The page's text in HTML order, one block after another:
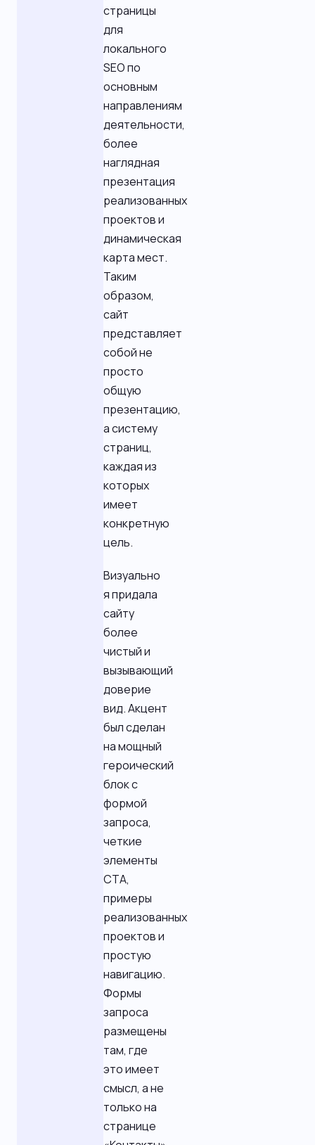
страницы
для
локального
SEO по
основным
направлениям
деятельности,
более
наглядная
презентация
реализованных
проектов и
динамическая
карта мест.
Таким
образом,
сайт
представляет
собой не
просто
общую
презентацию,
а систему
страниц,
каждая из
которых
имеет
конкретную
цель.
Визуально
я придала
сайту
более
чистый и
вызывающий
доверие
вид. Акцент
был сделан
на мощный
героический
блок с
формой
запроса,
четкие
элементы
CTA,
примеры
реализованных
проектов и
простую
навигацию.
Формы
запроса
размещены
там, где
это имеет
смысл, а не
только на
странице